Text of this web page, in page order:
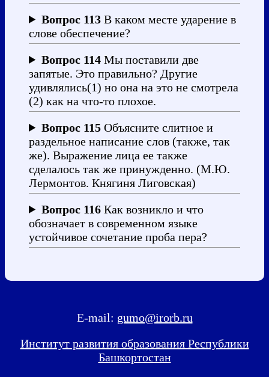
Вопрос 113 В каком месте ударение в
слове обеспечение?
Вопрос 114 Мы поставили две
запятые. Это правильно? Другие
удивлялись(1) но она на это не смотрела
(2) как на что‑то плохое.
Вопрос 115 Объясните слитное и
раздельное написание слов (также, так
же). Выражение лица ее также
сделалось так же принужденно. (М.Ю.
Лермонтов. Княгиня Лиговская)
Вопрос 116 Как возникло и что
обозначает в современном языке
устойчивое сочетание проба пера?
E-mail: gumo@irorb.ru
Институт развития образования Республики
Башкортостан